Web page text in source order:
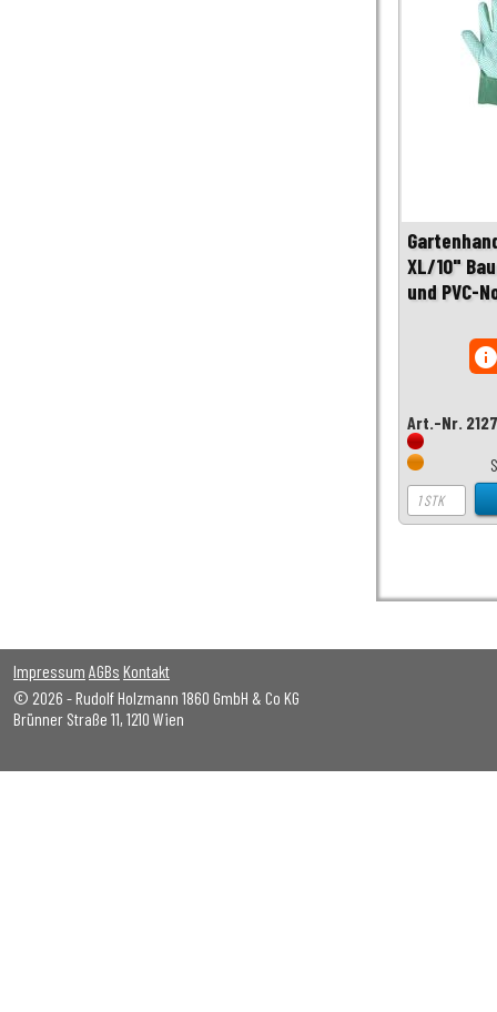
XL/10"
und PVC-
Art.-Nr.
Impressum AGBs Kontakt
© 2026 - Rudolf Holzmann 1860 GmbH & Co KG
Brünner Straße 11, 1210 Wien